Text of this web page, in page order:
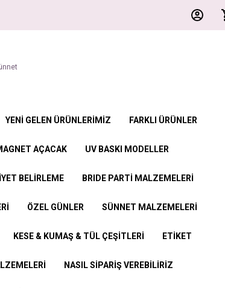
YENİ GELEN ÜRÜNLERİMİZ FARKLI ÜRÜNLER
AÇACAK UV BASKI MODELLER
BELİRLEME BRIDE PARTİ MALZEMELERİ
ÖZEL GÜNLER SÜNNET MALZEMELERİ
KESE & KUMAŞ & TÜL ÇEŞİTLERİ ETİKET
NASIL SİPARİŞ VEREBİLİRİZ